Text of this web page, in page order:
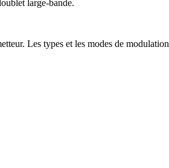
large-bande.
Les types et les modes de modulation